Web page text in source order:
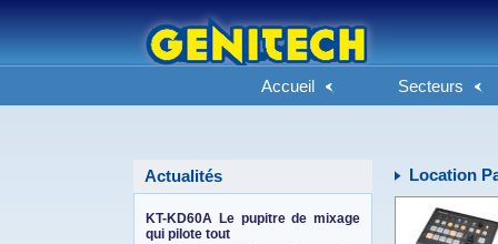
Accueil Secteurs
Actualités
KT-KD60A Le pupitre de mixage
qui pilote tout
Location